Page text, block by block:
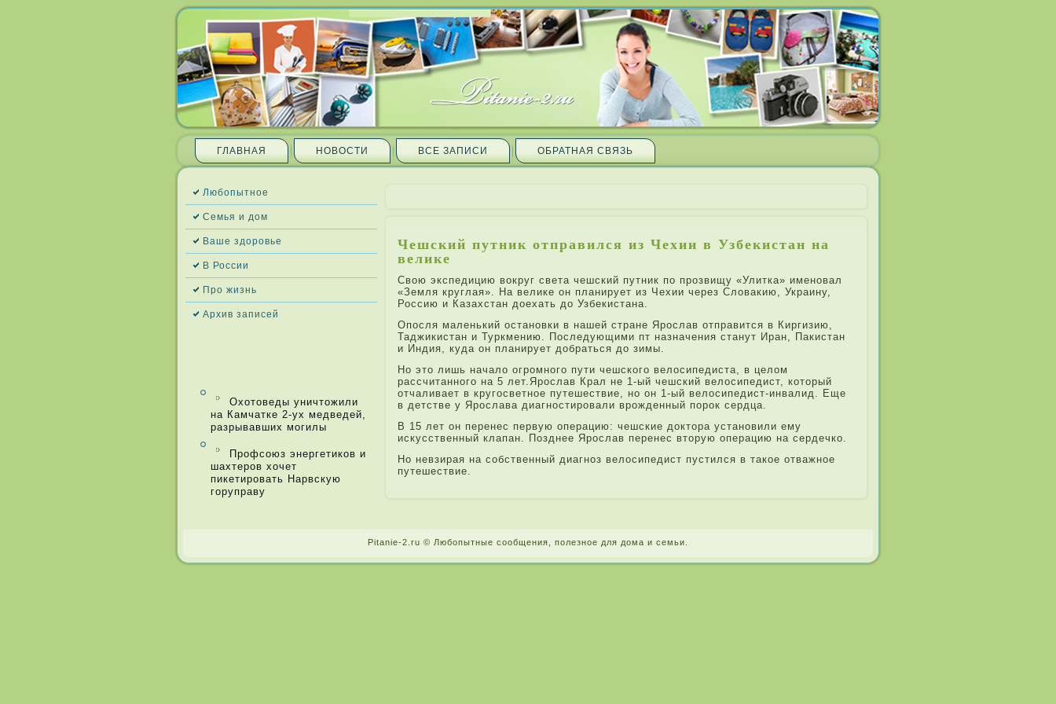
ГЛАВНАЯ НОВОСТИ ВСЕ ЗАПИ­СИ ОБРАТНАЯ СВЯЗЬ
Любопытное
Семья и дом
Ваше здоровье
В России
Про жизнь
Архив запи­сей
Охотоведы уничтожили
на Камчатке 2-ух медведей,
разрывавших могилы
Профсоюз энергетиков и
шахтеров хочет
пикетировать Нарвскую
горуправу
Чешский путник отправился из Чехии в Узбекистан на
велике
Свою экспедицию вокруг света чешский путник по прозвищу «Улитка» именовал
«Земля круглая». На велике он планирует из Чехии через Словакию, Украину,
Россию и Казахстан доехать до Узбекистана.
Опосля мале­нький остановки в нашей стране Ярослав отправится в Киргизию,
Таджикистан и Туркмению. После­дующими пт назначения станут Иран, Пакистан
и Индия, куда­ он планирует добраться до зимы.
Но это лишь начало огромного пути чешского велосипедиста, в целом
рассчитанного на 5 ле­т.Ярослав Крал не 1-ый чешский велосипедист, который
отчаливает в кругосветное путешествие, но он 1-ый велосипедист-инвалид. Еще
в детстве у Ярослава диагностировали врожденный порок сердца.
В 15 ле­т он перенес первую операцию: чешские доктора установили ему
искусственный клапан. Позднее Ярослав перенес вторую операцию на сердечко.
Но невзирая на собственный диагноз велосипедист пустился в такое отважное
путешествие.
Pitanie-2.ru © Любопытные сообщения, поле­зное для дома и семьи.